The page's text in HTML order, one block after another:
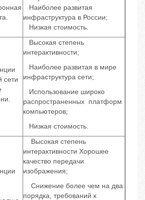
Наиболее развитая
инфраструктура в России;
Низкая стоимость.
сети
Высокая степень
интерактивности;
Наиболее развитая в мире
инфраструктура сети;
Использование широко
распространенных платформ
компьютеров;
Низкая стоимость.
Высокая степень
интерактивности Хорошее
качество передачи
изображения;
Снижение более чем на два
порядка, требований к